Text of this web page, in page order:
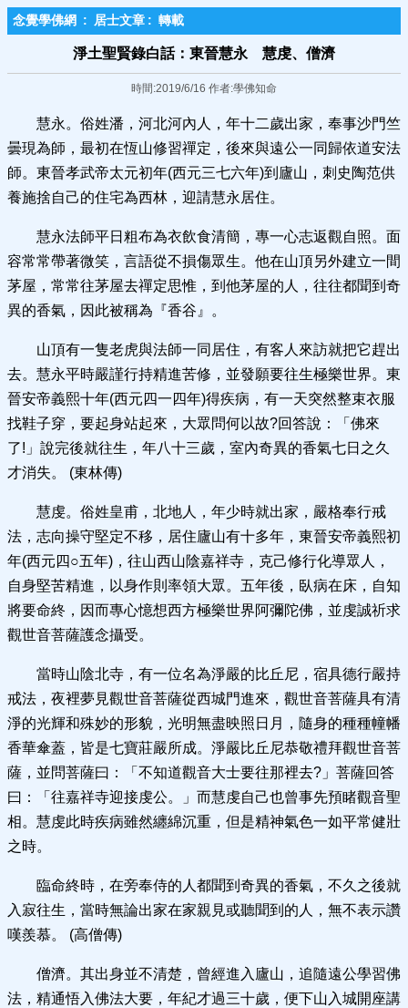
念覺學佛網 : 居士文章 : 轉載
淨土聖賢錄白話：東晉慧永 慧虔、僧濟
時間:2019/6/16 作者:學佛知命
慧永。俗姓潘，河北河內人，年十二歲出家，奉事沙門竺
曇現為師，最初在恆山修習禪定，後來與遠公一同歸依道安法
師。東晉孝武帝太元初年(西元三七六年)到廬山，刺史陶范供
養施捨自己的住宅為西林，迎請慧永居住。
慧永法師平日粗布為衣飲食清簡，專一心志返觀自照。面
容常常帶著微笑，言語從不損傷眾生。他在山頂另外建立一間
茅屋，常常往茅屋去禪定思惟，到他茅屋的人，往往都聞到奇
異的香氣，因此被稱為『香谷』。
山頂有一隻老虎與法師一同居住，有客人來訪就把它趕出
去。慧永平時嚴謹行持精進苦修，並發願要往生極樂世界。東
晉安帝義熙十年(西元四一四年)得疾病，有一天突然整束衣服
找鞋子穿，要起身站起來，大眾問何以故?回答說：「佛來
了!」說完後就往生，年八十三歲，室內奇異的香氣七日之久
才消失。 (東林傳)
慧虔。俗姓皇甫，北地人，年少時就出家，嚴格奉行戒
法，志向操守堅定不移，居住廬山有十多年，東晉安帝義熙初
年(西元四○五年)，往山西山陰嘉祥寺，克己修行化導眾人，
自身堅苦精進，以身作則率領大眾。五年後，臥病在床，自知
將要命終，因而專心憶想西方極樂世界阿彌陀佛，並虔誠祈求
觀世音菩薩護念攝受。
當時山陰北寺，有一位名為淨嚴的比丘尼，宿具德行嚴持
戒法，夜裡夢見觀世音菩薩從西城門進來，觀世音菩薩具有清
淨的光輝和殊妙的形貌，光明無盡映照日月，隨身的種種幢幡
香華傘蓋，皆是七寶莊嚴所成。淨嚴比丘尼恭敬禮拜觀世音菩
薩，並問菩薩曰：「不知道觀音大士要往那裡去?」菩薩回答
曰：「往嘉祥寺迎接虔公。」而慧虔自己也曾事先預睹觀音聖
相。慧虔此時疾病雖然纏綿沉重，但是精神氣色一如平常健壯
之時。
臨命終時，在旁奉侍的人都聞到奇異的香氣，不久之後就
入寂往生，當時無論出家在家親見或聽聞到的人，無不表示讚
嘆羨慕。 (高僧傳)
僧濟。其出身並不清楚，曾經進入廬山，追隨遠公學習佛
法，精通悟入佛法大要，年紀才過三十歲，便下山入城開座講